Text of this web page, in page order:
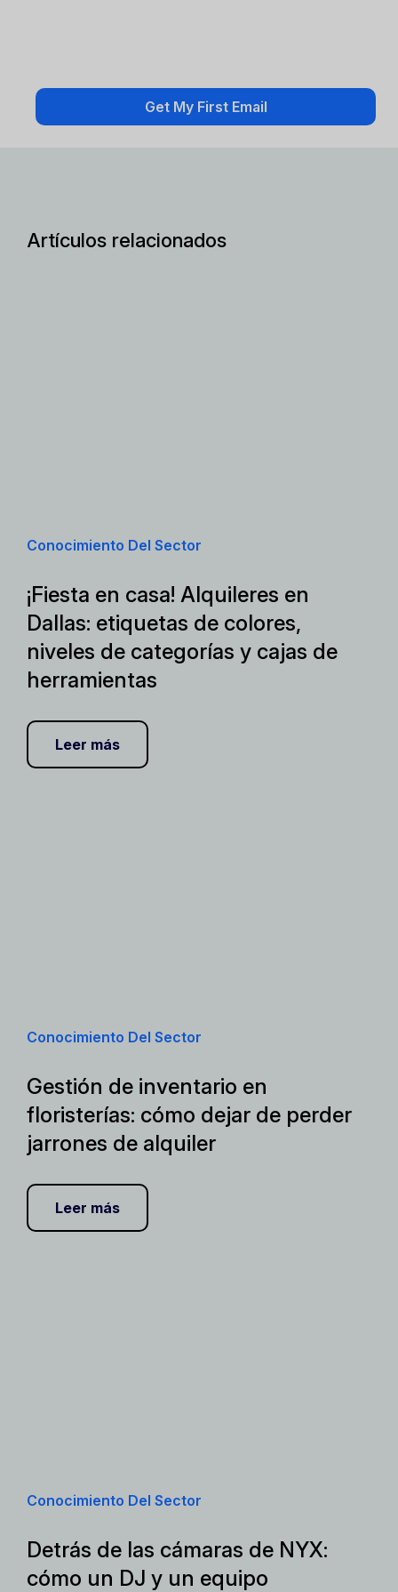
Artículos relacionados
Conocimiento Del Sector
¡Fiesta en casa! Alquileres en
Dallas: etiquetas de colores,
niveles de categorías y cajas de
herramientas
Leer más
Conocimiento Del Sector
Gestión de inventario en
floristerías: cómo dejar de perder
jarrones de alquiler
Leer más
Conocimiento Del Sector
Detrás de las cámaras de NYX:
cómo un DJ y un equipo